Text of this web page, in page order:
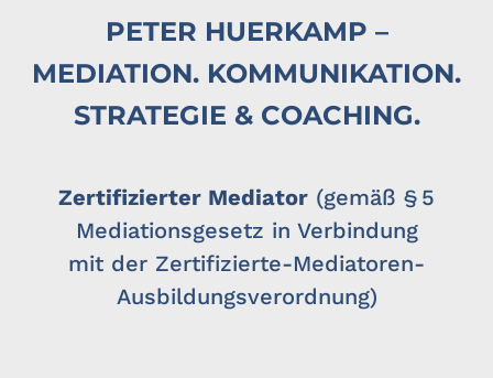
PETER HUERKAMP –
MEDIATION. KOMMUNIKATION.
STRATEGIE & COACHING.
Zertifizierter Mediator (gemäß § 5
Mediationsgesetz in Verbindung
mit der Zertifizierte-Mediatoren-
Ausbildungsverordnung)